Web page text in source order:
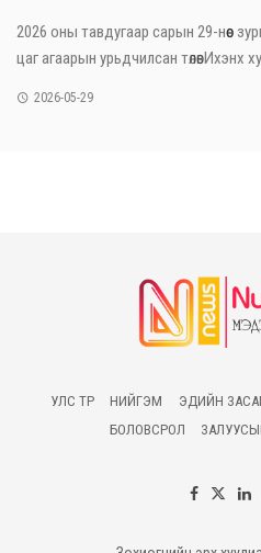
2026 оны тавдугаар сарын 29-нөөс
цаг агаарын урьдчилсан төлөвИхэнх
2026-05-29
УЛС ТӨР НИЙГЭМ ЭДИЙН
БОЛОВСРОЛ